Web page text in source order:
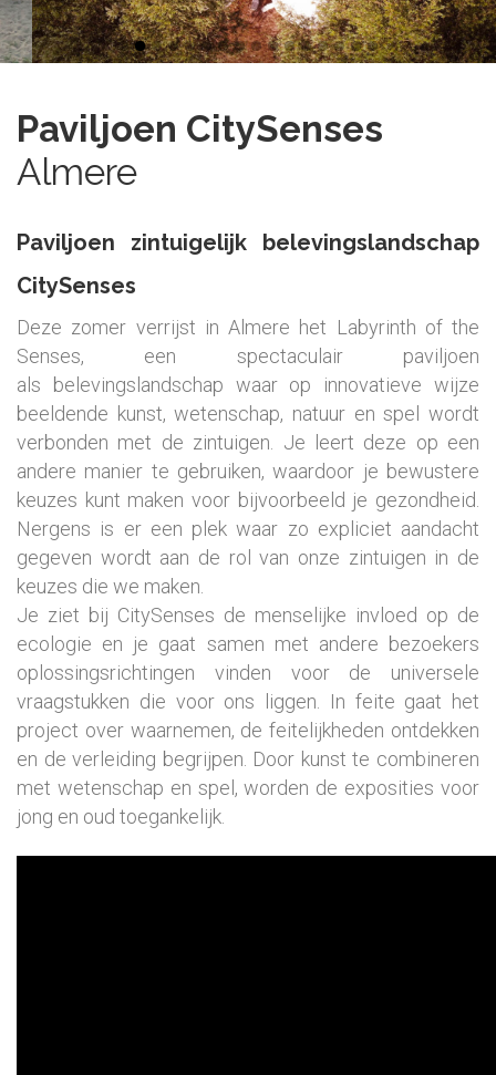
Paviljoen CitySenses
Almere
Paviljoen zintuigelijk belevingslandschap
CitySenses
Deze zomer verrijst in Almere het Labyrinth of the
Senses, een spectaculair paviljoen
als belevingslandschap waar op innovatieve wijze
beeldende kunst, wetenschap, natuur en spel wordt
verbonden met de zintuigen. Je leert deze op een
andere manier te gebruiken, waardoor je bewustere
keuzes kunt maken voor bijvoorbeeld je gezondheid.
Nergens is er een plek waar zo expliciet aandacht
gegeven wordt aan de rol van onze zintuigen in de
keuzes die we maken.
Je ziet bij CitySenses de menselijke invloed op de
ecologie en je gaat samen met andere bezoekers
oplossingsrichtingen vinden voor de universele
vraagstukken die voor ons liggen. In feite gaat het
project over waarnemen, de feitelijkheden ontdekken
en de verleiding begrijpen. Door kunst te combineren
met wetenschap en spel, worden de exposities voor
jong en oud toegankelijk.